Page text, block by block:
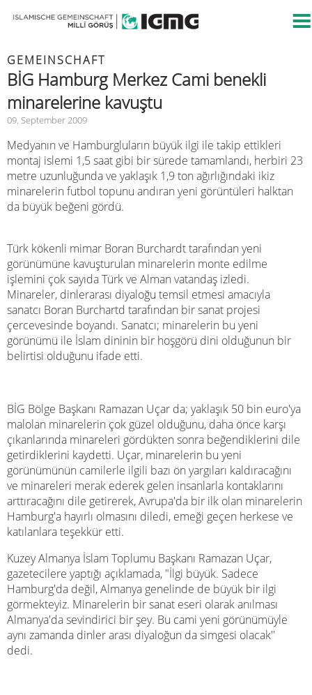
GEMEINSCHAFT
BİG Hamburg Merkez Cami benekli
minarelerine kavuştu
09. September 2009
Medyanın ve Hamburgluların büyük ilgi ile takip ettikleri
montaj islemi 1,5 saat gibi bir sürede tamamlandı, herbiri 23
metre uzunluğunda ve yaklaşık 1,9 ton ağırlığındaki ikiz
minarelerin futbol topunu andıran yeni görüntüleri halktan
da büyük beğeni gördü.
Türk kökenli mimar Boran Burchardt tarafından yeni
görünümüne kavuşturulan minarelerin monte edilme
işlemini çok sayıda Türk ve Alman vatandaş izledi.
Minareler, dinlerarası diyaloğu temsil etmesi amacıyla
sanatcı Boran Burchartd tarafından bir sanat projesi
çercevesinde boyandı. Sanatcı; minarelerin bu yeni
görünümü ile İslam dininin bir hoşgörü dini olduğunun bir
belirtisi olduğunu ifade etti.
BİG Bölge Başkanı Ramazan Uçar da; yaklaşık 50 bin euro'ya
malolan minarelerin çok güzel olduğunu, daha önce karşı
çıkanlarında minareleri gördükten sonra beğendiklerini dile
getirdiklerini kaydetti. Uçar, minarelerin bu yeni
görünümünün camilerle ilgili bazı ön yargıları kaldıracağını
ve minareleri merak ederek gelen insanlarla kontaklarını
arttıracağını dile getirerek, Avrupa'da bir ilk olan minarelerin
Hamburg'a hayırlı olmasını diledi, emeği geçen herkese ve
katılanlara teşekkür etti.
Kuzey Almanya İslam Toplumu Başkanı Ramazan Uçar,
gazetecilere yaptığı açıklamada, "İlgi büyük. Sadece
Hamburg'da değil, Almanya genelinde de büyük bir ilgi
görmekteyiz. Minarelerin bir sanat eseri olarak anılması
Almanya'da sevindirici bir şey. Bu cami yeni görünümüyle
aynı zamanda dinler arası diyaloğun da simgesi olacak''
dedi.